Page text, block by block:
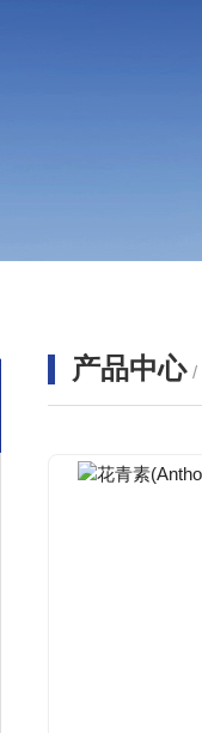
产品中心 /